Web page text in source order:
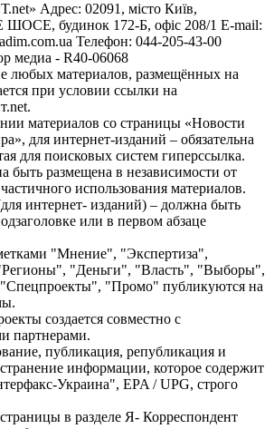
Адрес: 02091, місто Київ,
будинок 172-Б, офіс 208/1 E-mail:
Телефон: 044-205-43-00
медиа - R40-06068
любых материалов, размещённых на
при условии ссылки на
материалов со страницы «Новости
для интернет-изданий – обязательна
для поисковых систем гиперссылка.
быть размещена в независимости от
использования материалов.
интернет- изданий) – должна быть
или в первом абзаце
"Мнение", "Экспертиза",
"Деньги", "Власть", "Выборы",
"Промо" публикуются на
создается совместно с
партнерами.
публикация, републикация и
информации, которое содержит
Украина", EPA / UPG, строго
в разделе Я- Корреспондент